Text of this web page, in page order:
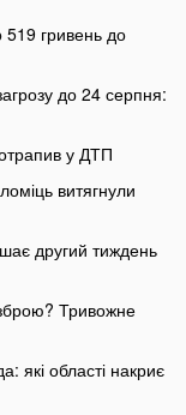
519 гривень до
до 24 серпня:
у ДТП
витягнули
другий тиждень
Тривожне
які області накриє